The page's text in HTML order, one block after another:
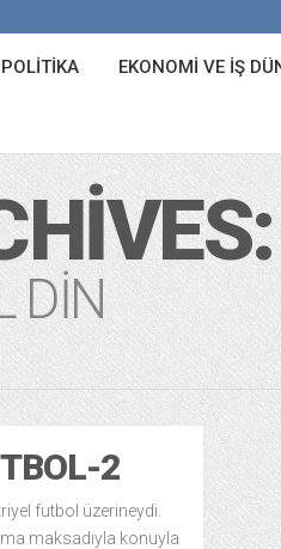
POLITIKA EKONOMI VE İŞ
DIN
2
futbol üzerineydi.
maksadıyla konuyla